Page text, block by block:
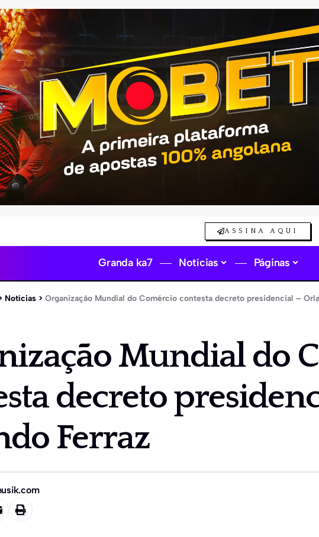
ASSINA AQUI
Granda ka7 Notícias Páginas
Notícias > Organização Mundial do Comércio contesta decreto presidencial –
Mundial do
decreto
Ferraz